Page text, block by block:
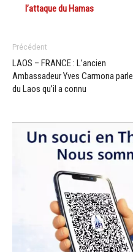
l’attaque du Hamas
Précédent
LAOS – FRANCE : L’ancien
Ambassadeur Yves Carmona parle
du Laos qu’il a connu